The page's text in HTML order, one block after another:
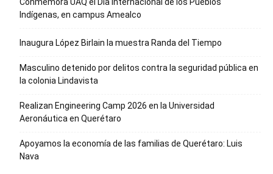
Indígenas, en campus Amealco
Inaugura López Birlain la muestra Randa del Tiempo
Masculino detenido por delitos contra la seguridad pública en
la colonia Lindavista
Realizan Engineering Camp 2026 en la Universidad
Aeronáutica en Querétaro
Apoyamos la economía de las familias de Querétaro: Luis
Nava